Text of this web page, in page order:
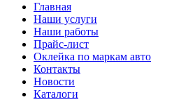
Главная
Наши услуги
Наши работы
Прайс-лист
Оклейка по маркам авто
Контакты
Новости
Каталоги